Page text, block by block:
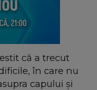
că a trecut
în care nu
capului și